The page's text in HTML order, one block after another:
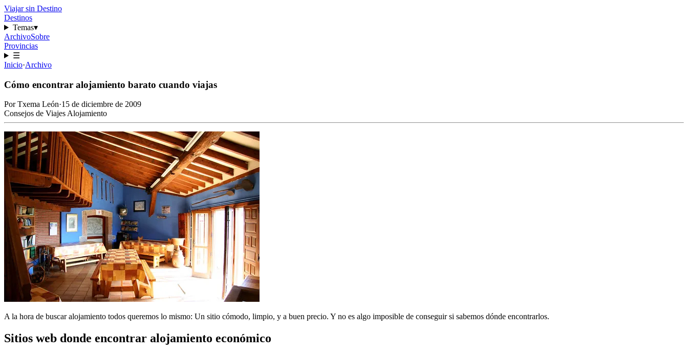
Viajar sin Destino
Destinos
Temas▾
ArchivoSobre
Provincias
☰
Inicio·Archivo
Cómo encontrar alojamiento barato cuando viajas
PorTxema León·15 de diciembre de 2009
Consejos de ViajesAlojamiento
A la hora de buscar alojamiento todos queremos lo mismo: Un sitio cómodo, limpio, y a buen precio. Y no es algo imposible de conseguir si sabemos dónde encontrarlos.
Sitios web donde encontrar alojamiento económico